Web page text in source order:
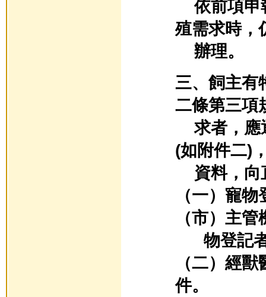
依前項申
殖需求時，
辦理。
三、飼主有
二條第三項
求者，應
(如附件二)
資料，向
（一）寵
（市）主
物登記者
（二）經
件。